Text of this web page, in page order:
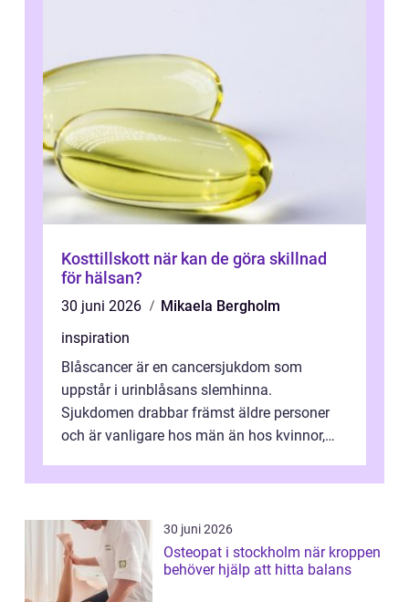
Kosttillskott när kan de göra skillnad
för hälsan?
30 juni 2026
Mikaela Bergholm
inspiration
Blåscancer är en cancersjukdom som
uppstår i urinblåsans slemhinna.
Sjukdomen drabbar främst äldre personer
och är vanligare hos män än hos kvinnor,
förändringarna u...
30 juni 2026
Osteopat i stockholm när kroppen
behöver hjälp att hitta balans